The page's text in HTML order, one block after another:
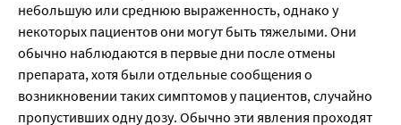
небольшую или среднюю выраженность, однако у
некоторых пациентов они могут быть тяжелыми. Они
обычно наблюдаются в первые дни после отмены
препарата, хотя были отдельные сообщения о
возникновении таких симптомов у пациентов, случайно
пропустивших одну дозу. Обычно эти явления проходят